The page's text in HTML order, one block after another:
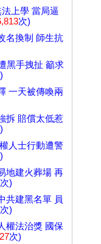
上學 當局逼
次)
名換制 師生抗
黑手拽扯 籲求
一天被傳喚兩
拆 賠償太低惹
人士行動遭警
地建火葬場 再
次)
共建黑名單 員
次)
權法治獎 國保
次)